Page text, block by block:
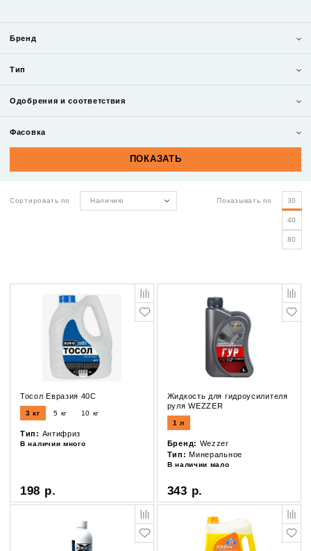
Бренд
Тип
Одобрения и соответствия
Фасовка
Сортировать по Наличию Показывать по 30
40
80
Тосол Евразия 40С
3 кг 5 кг 10 кг
Тип: Антифриз
В наличии много
198 р.
Жидкость для гидроусилителя
руля WEZZER
1 л
Бренд: Wezzer
Тип: Минеральное
В наличии мало
343 р.